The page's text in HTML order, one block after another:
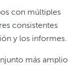
con múltiples
consistentes
y los informes.
más amplio